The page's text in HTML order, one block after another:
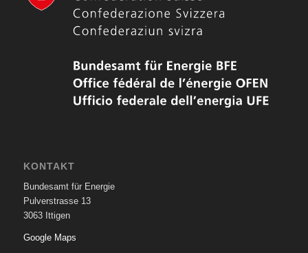
KONTAKT
Bundesamt für Energie
Pulverstrasse 13
3063 Ittigen
Google Maps